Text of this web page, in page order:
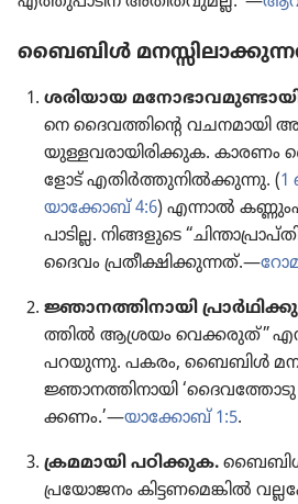
ബൈബിൾ
ശരിയായ
നെ ദൈവ​ത്തി​ന്റെ വചനമാ​യി
യു​ള്ള​വ​രാ​യി​രി​ക്കുക. കാരണം
ളോട്‌ എതിർത്തു​നിൽക്കു​ന്നു. (1
യാക്കോബ്‌ 4:6) എന്നാൽ
പാടില്ല. നിങ്ങളു​ടെ
ദൈവം പ്രതീ​ക്ഷി​ക്കു​ന്നത്‌.—
ജ്ഞാനത്തിനായി
ത്തിൽ ആശ്രയം വെക്കരുത്‌”
പറയുന്നു. പകരം, ബൈബിൾ
ജ്ഞാനത്തി​നാ​യി ‘ദൈവ​ത്തോ​ടു
ക്കണം.’—യാക്കോബ്‌ 1:5.
ക്രമമായി പഠിക്കുക. ബൈബിൾ
പ്രയോ​ജ​നം കിട്ടണ​മെ​ങ്കിൽ